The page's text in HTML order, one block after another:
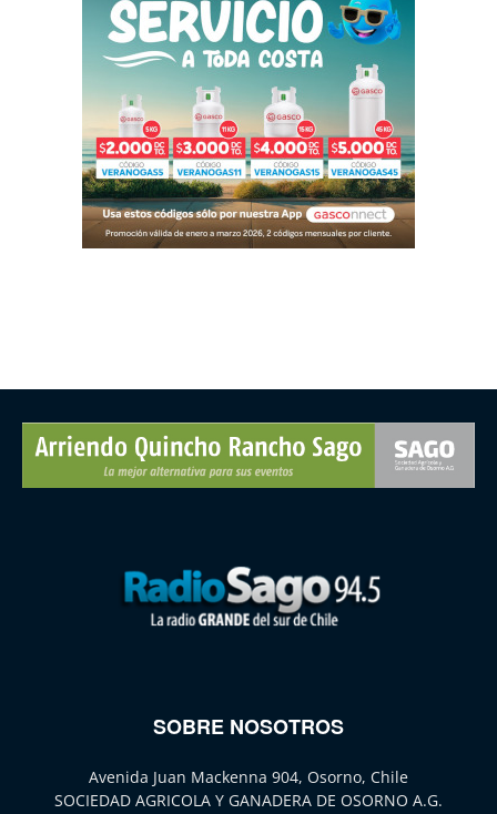
SOBRE NOSOTROS
Avenida Juan Mackenna 904, Osorno, Chile
SOCIEDAD AGRICOLA Y GANADERA DE OSORNO A.G.